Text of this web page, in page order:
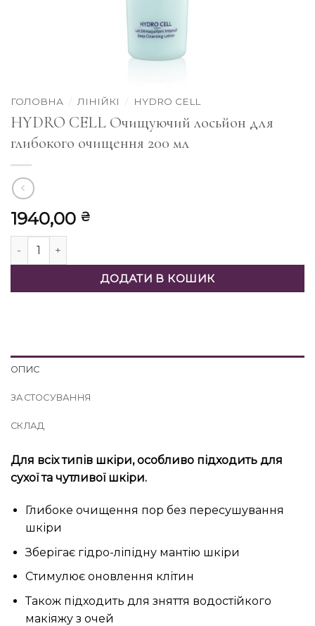
ГОЛОВНА ЛІНІЙКІ HYDRO CELL
HYDRO CELL Очищуючий лосьйон для
глибокого очищення 200 мл
1940,00 ₴
HYDRO CELL Очищуючий лосьйон для глибокого
ДОДАТИ В КОШИК
ОПИС
ЗАСТОСУВАННЯ
СКЛАД
Для всіх типів шкіри, особливо підходить для
сухої та чутливої шкіри.
Глибоке очищення пор без пересушування
шкіри
Зберігає гідро-ліпідну мантію шкіри
Стимулює оновлення клітин
Також підходить для зняття водостійкого
макіяжу з очей